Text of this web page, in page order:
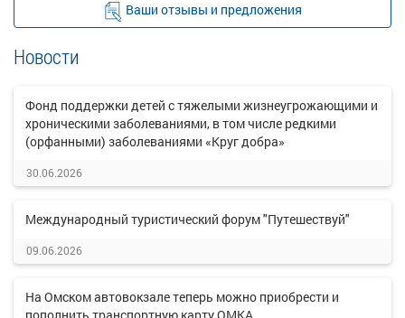
Ваши отзывы и предложения
Новости
Фонд поддержки детей с тяжелыми жизнеугрожающими и
хроническими заболеваниями, в том числе редкими
(орфанными) заболеваниями «Круг добра»
30.06.2026
Международный туристический форум "Путешествуй"
09.06.2026
На Омском автовокзале теперь можно приобрести и